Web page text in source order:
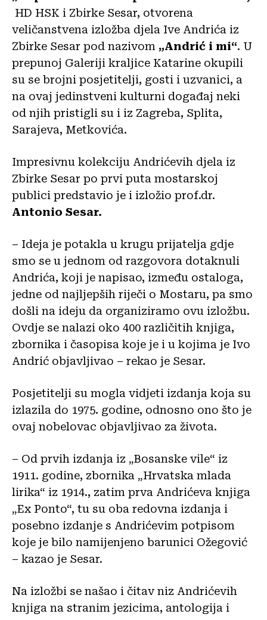
HD HSK i Zbirke Sesar, otvorena
veličanstvena izložba djela Ive Andrića iz
Zbirke Sesar pod nazivom „Andrić i mi“. U
prepunoj Galeriji kraljice Katarine okupili
su se brojni posjetitelji, gosti i uzvanici, a
na ovaj jedinstveni kulturni događaj neki
od njih pristigli su i iz Zagreba, Splita,
Sarajeva, Metkovića.
Impresivnu kolekciju Andrićevih djela iz
Zbirke Sesar po prvi puta mostarskoj
publici predstavio je i izložio prof.dr.
Antonio Sesar.
– Ideja je potakla u krugu prijatelja gdje
smo se u jednom od razgovora dotaknuli
Andrića, koji je napisao, između ostaloga,
jedne od najljepših riječi o Mostaru, pa smo
došli na ideju da organiziramo ovu izložbu.
Ovdje se nalazi oko 400 različitih knjiga,
zbornika i časopisa koje je i u kojima je Ivo
Andrić objavljivao – rekao je Sesar.
Posjetitelji su mogla vidjeti izdanja koja su
izlazila do 1975. godine, odnosno ono što je
ovaj nobelovac objavljivao za života.
– Od prvih izdanja iz „Bosanske vile“ iz
1911. godine, zbornika „Hrvatska mlada
lirika“ iz 1914., zatim prva Andrićeva knjiga
„Ex Ponto“, tu su oba redovna izdanja i
posebno izdanje s Andrićevim potpisom
koje je bilo namijenjeno barunici Ožegović
– kazao je Sesar.
Na izložbi se našao i čitav niz Andrićevih
knjiga na stranim jezicima, antologija i